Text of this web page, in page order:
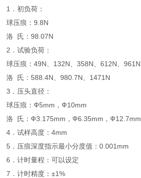
1．初负荷：
球压痕：9.8N
洛 氏：98.07N
2．试验负荷：
球压痕：49N、132N、358N、612N、961N
洛 氏：588.4N、980.7N、1471N
3．压头直径：
球压痕：Ф5mm，Ф10mm
洛 氏：Ф3.175mm，Ф6.35mm，Ф12.7mm
4．试样高度：4mm
5．压痕深度指示最小分度值：0.001mm
6．计时量程：可以设定
7．计时精度：±1%